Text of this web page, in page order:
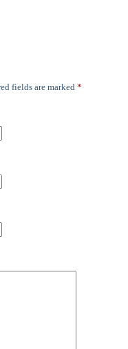
fields are marked *